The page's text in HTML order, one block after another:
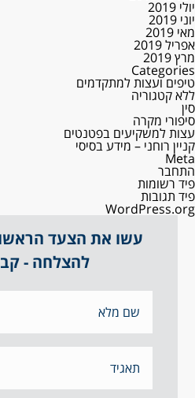
יולי 2019
יוני 2019
מאי 2019
אפריל 2019
מרץ 2019
Categories
טיפים ועצות למתקדמים
ללא קטגוריה
סין
סיפורי מקרה
עצות למשקיעים בפטנטים
קניין רוחני – מידע בסיסי
Meta
התחבר
פיד רשומות
פיד תגובות
WordPress.org
עשו את הצעד
להצלחה -